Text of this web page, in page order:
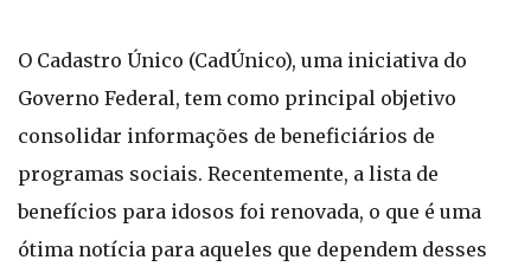
O Cadastro Único (CadÚnico), uma iniciativa do
Governo Federal, tem como principal objetivo
consolidar informações de beneficiários de
programas sociais. Recentemente, a lista de
benefícios para idosos foi renovada, o que é uma
ótima notícia para aqueles que dependem desses